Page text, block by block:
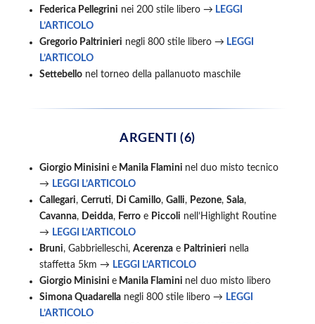
Federica Pellegrini nei 200 stile libero → LEGGI
L’ARTICOLO
Gregorio Paltrinieri negli 800 stile libero → LEGGI
L’ARTICOLO
Settebello nel torneo della pallanuoto maschile
ARGENTI (6)
Giorgio Minisini e Manila Flamini nel duo misto tecnico
→ LEGGI L’ARTICOLO
Callegari, Cerruti, Di Camillo, Galli, Pezone, Sala,
Cavanna, Deidda, Ferro e Piccoli nell’Highlight Routine
→ LEGGI L’ARTICOLO
Bruni, Gabbrielleschi, Acerenza e Paltrinieri nella
staffetta 5km → LEGGI L’ARTICOLO
Giorgio Minisini e Manila Flamini nel duo misto libero
Simona Quadarella negli 800 stile libero → LEGGI
L’ARTICOLO